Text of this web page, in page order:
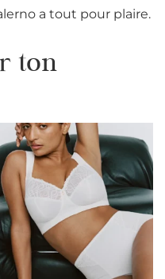
a tout pour plaire.
ton